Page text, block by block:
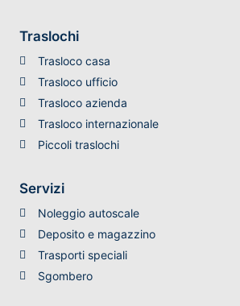
Traslochi
Trasloco casa
Trasloco ufficio
Trasloco azienda
Trasloco internazionale
Piccoli traslochi
Servizi
Noleggio autoscale
Deposito e magazzino
Trasporti speciali
Sgombero